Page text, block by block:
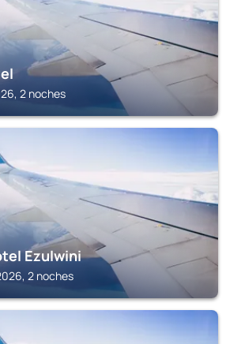
2 noches
Ezulwini
2 noches